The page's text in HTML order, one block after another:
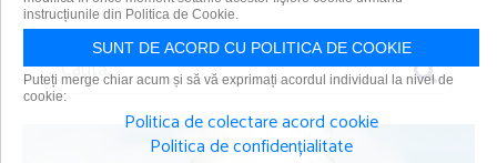
Caută
instrucțiunile din Politica de Cookie.
SUNT DE ACORD CU POLITICA DE COOKIE
Puteți merge chiar acum și să vă exprimați acordul individual la nivel de
cookie:
Politica de colectare acord cookie
Politica de confidențialitate